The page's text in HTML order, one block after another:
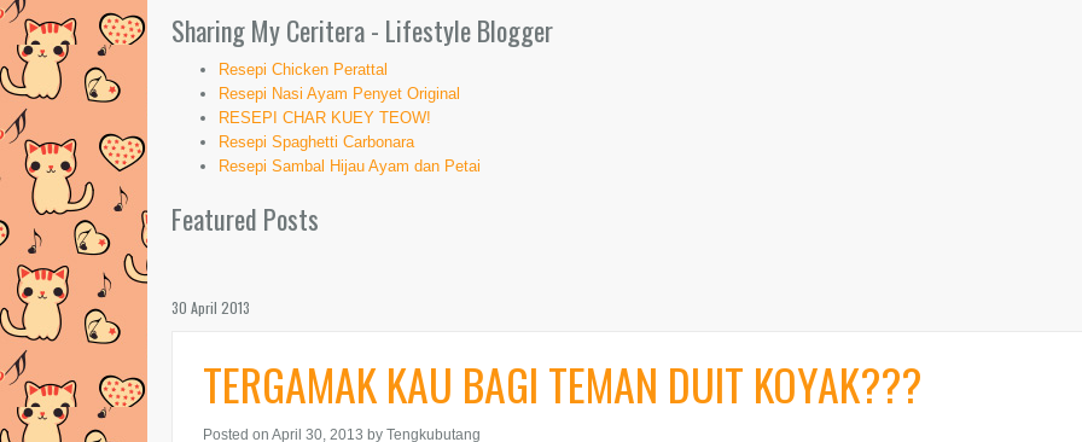
Sharing My Ceritera - Lifestyle Blogger
Resepi Chicken Perattal
Resepi Nasi Ayam Penyet Original
RESEPI CHAR KUEY TEOW!
Resepi Spaghetti Carbonara
Resepi Sambal Hijau Ayam dan Petai
Featured Posts
30 April 2013
TERGAMAK KAU BAGI TEMAN DUIT KOYAK???
Posted on April 30, 2013 by Tengkubutang